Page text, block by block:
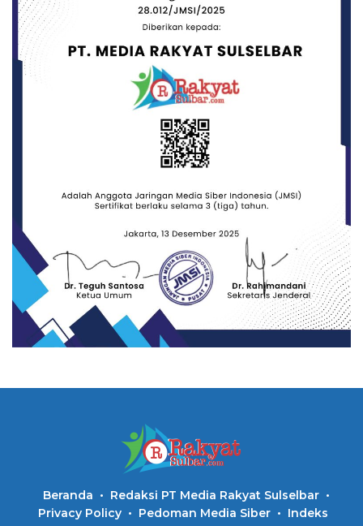
Beranda
Redaksi PT Media Rakyat Sulselbar
Privacy Policy
Pedoman Media Siber Indeks